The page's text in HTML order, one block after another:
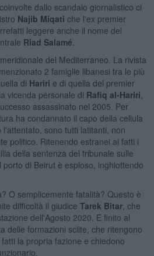
dallo scandalo giornalistico ci
Najib Miqati che l'ex premier
leggere anche il nome del
Riad Salamé
del Mediterraneo. La rivista
2 famiglie libanesi tra le più
di Hariri e di quella del premier
vicenda personale di Rafiq al-Hariri
assassinato nel 2005. Per
ha condannato il capo della cellula
sono tutti latitanti, non
politico. Ritenendo estranei ai fatti i
della sentenza del tribunale sulle
di Beirut è esploso, inghiottendo
O semplicemente fatalità? Questo è
difficoltà il giudice Tarek Bitar, che
dell'Agosto 2020. E finito al
delle formazioni sciite, che ritengono
la propria fazione e chiedono